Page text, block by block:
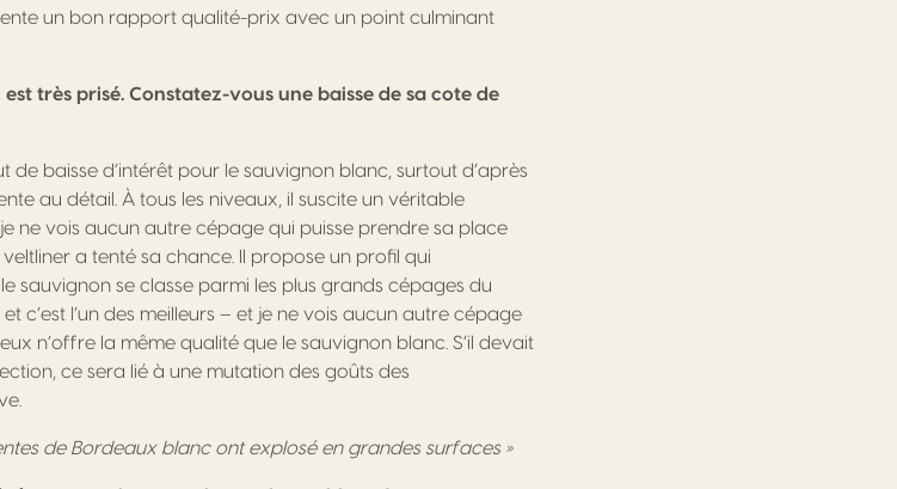
un bon rapport qualité-prix avec un point culminant
très prisé. Constatez-vous une baisse de sa cote de
de baisse d’intérêt pour le sauvignon blanc, surtout d’après
au détail. À tous les niveaux, il suscite un véritable
ne vois aucun autre cépage qui puisse prendre sa place
a tenté sa chance. Il propose un profil qui
sauvignon se classe parmi les plus grands cépages du
c’est l’un des meilleurs – et je ne vois aucun autre cépage
n’offre la même qualité que le sauvignon blanc. S’il devait
ce sera lié à une mutation des goûts des
de Bordeaux blanc ont explosé en grandes surfaces »